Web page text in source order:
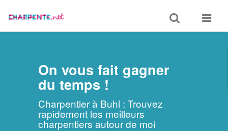
Toggle
search
Toggle
On vous fait gagner
du temps !
Charpentier à Buhl : Trouvez
rapidement les meilleurs
charpentiers autour de moi